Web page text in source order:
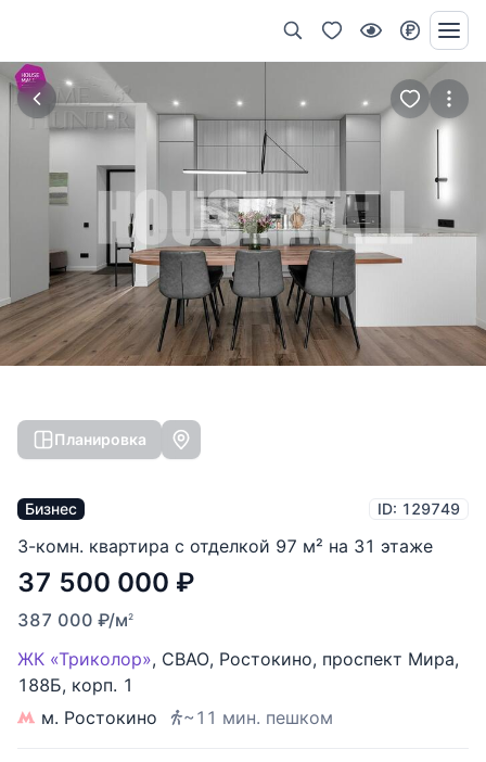
Планировка
Бизнес ID: 129749
3-комн. квартира с отделкой 97 м² на 31 этаже
37 500 000 ₽
387 000 ₽/м2
ЖК «Триколор», СВАО, Ростокино, проспект Мира,
188Б, корп. 1
м. Ростокино
~11 мин. пешком